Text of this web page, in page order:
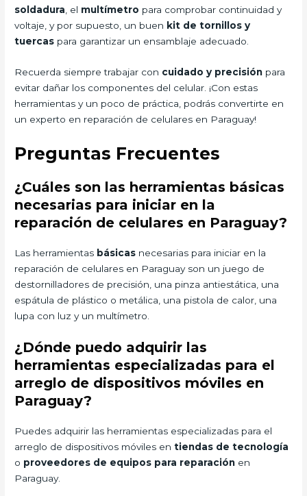
soldadura , el multímetro para comprobar continuidad y
voltaje, y por supuesto, un buen kit de tornillos y
tuercas para garantizar un ensamblaje adecuado.
Recuerda siempre trabajar con cuidado y precisión para
evitar dañar los componentes del celular. ¡Con estas
herramientas y un poco de práctica, podrás convertirte en
un experto en reparación de celulares en Paraguay!
Preguntas Frecuentes
¿Cuáles son las herramientas básicas
necesarias para iniciar en la
reparación de celulares en Paraguay?
Las herramientas básicas necesarias para iniciar en la
reparación de celulares en Paraguay son un juego de
destornilladores de precisión, una pinza antiestática, una
espátula de plástico o metálica, una pistola de calor, una
lupa con luz y un multímetro.
¿Dónde puedo adquirir las
herramientas especializadas para el
arreglo de dispositivos móviles en
Paraguay?
Puedes adquirir las herramientas especializadas para el
arreglo de dispositivos móviles entiendas de tecnología
o proveedores de equipos para reparación en
Paraguay.